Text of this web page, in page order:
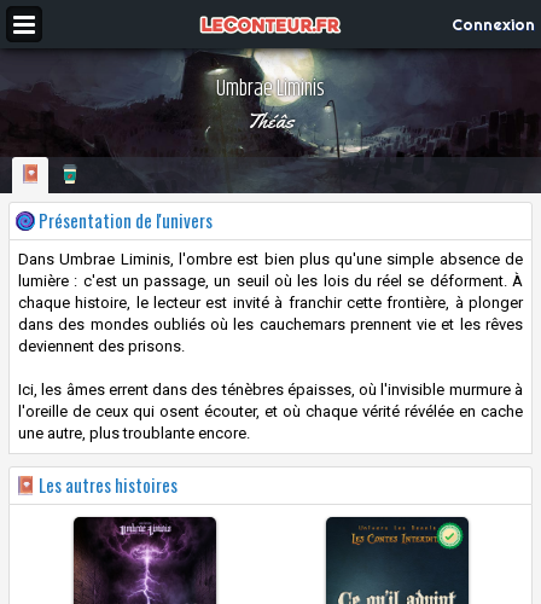
Connexion
Umbrae Liminis
Théâs
Présentation de l'univers
Dans Umbrae Liminis, l'ombre est bien plus qu'une simple absence de
lumière : c'est un passage, un seuil où les lois du réel se déforment. À
chaque histoire, le lecteur est invité à franchir cette frontière, à plonger
dans des mondes oubliés où les cauchemars prennent vie et les rêves
deviennent des prisons.
Ici, les âmes errent dans des ténèbres épaisses, où l'invisible murmure à
l'oreille de ceux qui osent écouter, et où chaque vérité révélée en cache
une autre, plus troublante encore.
Les autres histoires